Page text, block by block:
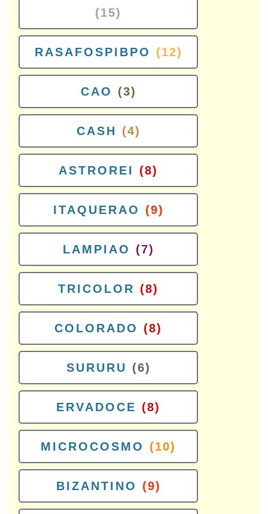
(15)
RASAFOSPIBPO (12)
CAO (3)
CASH (4)
ASTROREI (8)
ITAQUERAO (9)
LAMPIAO (7)
TRICOLOR (8)
COLORADO (8)
SURURU (6)
ERVADOCE (8)
MICROCOSMO (10)
BIZANTINO (9)